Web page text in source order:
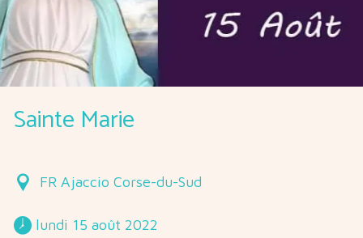
Sainte Marie
FR Ajaccio Corse-du-Sud
lundi 15 août 2022